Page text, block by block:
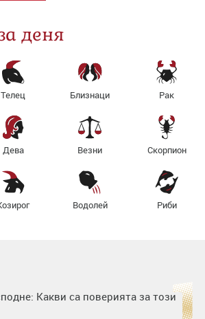
деня
Телец Близнаци Рак
Дева Везни Скорпион
Водолей Риби
Какви са поверията за този